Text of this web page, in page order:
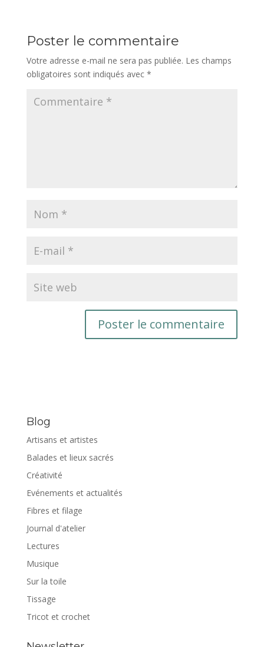
Poster le commentaire
Votre adresse e-mail ne sera pas publiée. Les champs
obligatoires sont indiqués avec *
Blog
Artisans et artistes
Balades et lieux sacrés
Créativité
Evénements et actualités
Fibres et filage
Journal d'atelier
Lectures
Musique
Sur la toile
Tissage
Tricot et crochet